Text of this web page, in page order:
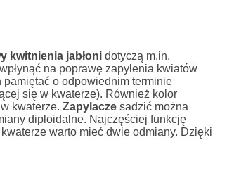
kwitnienia jabłoni dotyczą m.in.
na poprawę zapylenia kwiatów
o odpowiednim terminie
się w kwaterze). Również kolor
kwaterze. Zapylaczesadzić można
diploidalne. Najczęściej funkcję
warto mieć dwie odmiany. Dzięki